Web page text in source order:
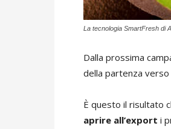
La tecnologia SmartFresh di
Dalla prossima
della partenza verso
È questo il risultato
aprire all’export i